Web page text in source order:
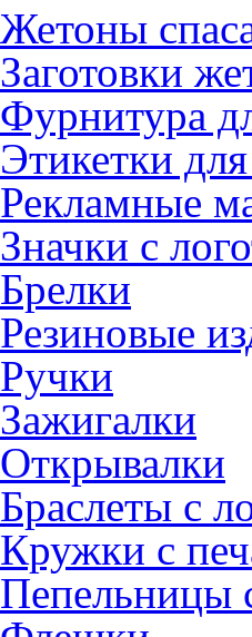
Жетоны
Заготовки
Фурнитура
Этикетки
Рекламные
Значки с
Брелки
Резиновые
Ручки
Зажигалки
Открывалки
Браслеты с
Кружки с
Пепельницы